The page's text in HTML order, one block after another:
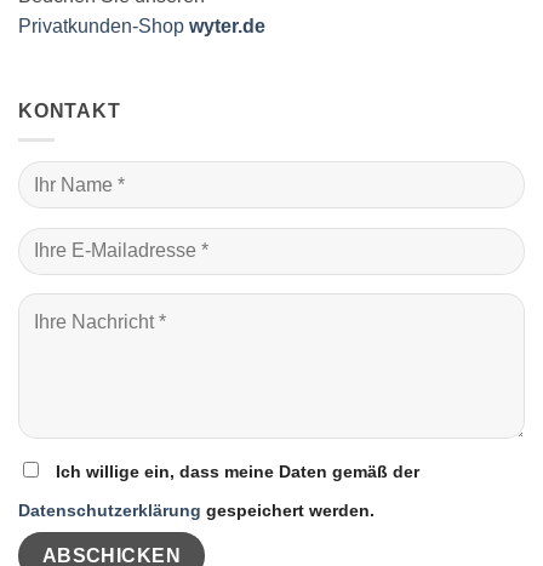
Privatkunden-Shop wyter.de
KONTAKT
Ich willige ein, dass meine Daten gemäß der
Datenschutzerklärung gespeichert werden.